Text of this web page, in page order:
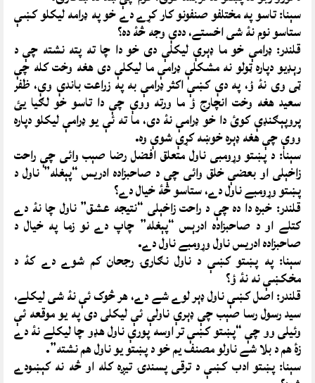
سېنا: تاسو په مختلفو صنفونو کار کړے دے خو په ډرامه ليکلو کښې
ستاسو نوم نۀ شى اخستے، ددې وجه څۀ ده؟
قلندر: ډرامې خو ما ډېرې ليکلې دى خو دا چا ته پته نشته چې د
رېډيو دپاره ټولو نه مشکلې ډرامې ما ليکلې دى هغه وخت کله چې
ټى وى نۀ ؤ، په دې کښې اکثر ډرامې به په زراعت باندې وې، ظفر
سعيد هغه وخت انچارج ؤ ما ورته ووې چې دا تاسو خو لګيا يئ
پروپېګنډې کوئ دا خو ډرامې نۀ دى، ما ته ئې يو ډرامې ليکلو دپاره
ووې چې هغه ډېره خوښه کړې شوې وه.
سېنا: د پښتو وړومبى ناول متعلق افضل رضا صېب وائى چې راحت
زاخېلى او بعضې خلق وائى چې د صاحبزاده ادريس “پېغله” ناول د
پښتو وړومبے ناول دے، ستاسو څۀ خيال دے؟
قلندر: خبره دا ده چې د راحت زاخېلى “نتيجه عشق” ناول چا نۀ دے
کتلے او د صاحبزاده ادرېس “پېغله” چاپ دے نو زما په خيال د
صاحبزاده ادريس ناول وړومبے ناول دے.
سېنا: په پښتو کښې د ناول نګارۍ رجحان کم شوے دے کۀ د
مخکښې نه نۀ ؤ؟
قلندر: اصل کښې ناول ډېر لوے شے دے، هر څوک ئې نۀ شى ليکلے،
سيد رسول رسا صېب چې ډېرې ناولې ئې ليکلى دى په يو موقعه ئې
وئيلى وو چې “پښتو کښې تر اوسه پورې ناول هډو چا ليکلے نۀ دے
زۀ هم د بلا شے ناولو مصنف يم خو د پښتو يو ناول هم نشته”.
سېنا: پښتو ادب کښې د ترقى پسندۍ تيږه کله او څه نه کېښودے